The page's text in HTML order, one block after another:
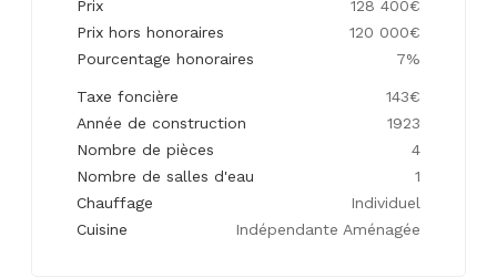
Prix
128 400€
Prix hors honoraires
120 000€
Pourcentage honoraires
7%
Taxe foncière
143€
Année de construction
1923
Nombre de pièces
4
Nombre de salles d'eau
1
Chauffage
Individuel
Cuisine
Indépendante Aménagée